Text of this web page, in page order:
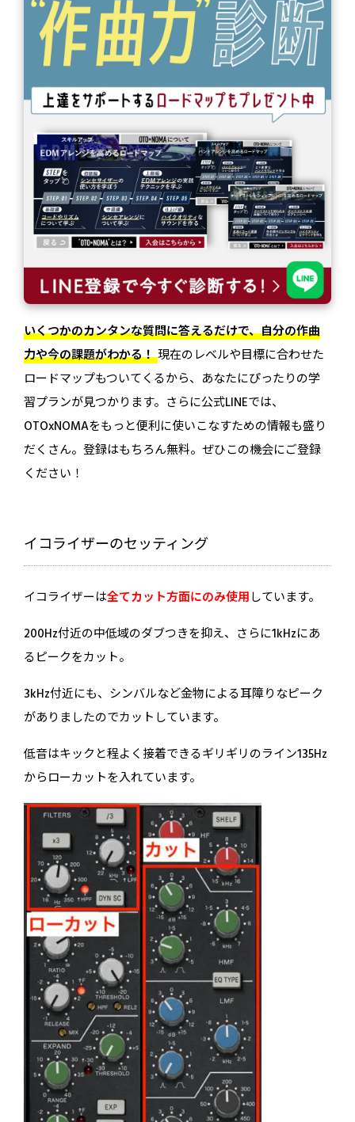
いくつかのカンタンな質問に答えるだけで、自分の作曲
力や今の課題がわかる！現在のレベルや目標に合わせた
ロードマップもついてくるから、あなたにぴったりの学
習プランが見つかります。さらに公式LINEでは、
OTOxNOMAをもっと便利に使いこなすための情報も盛り
だくさん。登録はもちろん無料。ぜひこの機会にご登録
ください！
イコライザーのセッティング
イコライザーは全てカット方面にのみ使用しています。
200Hz付近の中低域のダブつきを抑え、さらに1kHzにあ
るピークをカット。
3kHz付近にも、シンバルなど金物による耳障りなピーク
がありましたのでカットしています。
低音はキックと程よく接着できるギリギリのライン135Hz
からローカットを入れています。